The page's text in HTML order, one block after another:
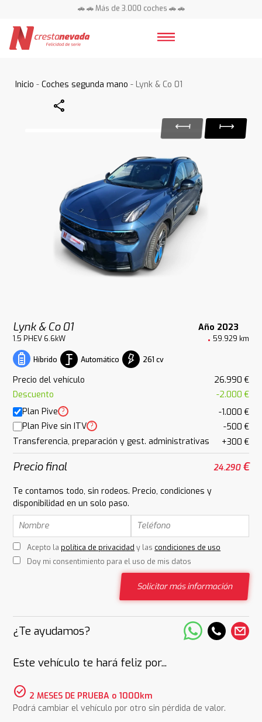
🚗 🚗 Más de 3.000 coches 🚗 🚗
Inicio -Coches segunda mano - Lynk & Co 01
Share
Lynk & Co 01 Año 2023
1.5 PHEV 6.6kW 59.929 km
Híbrido Automático 261 cv
Precio del vehículo
26.990 €
Descuento
-2.000 €
Plan Pive ?
-1.000 €
Plan Pive sin ITV ?
-500 €
Transferencia, preparación y gest. administrativas
+300 €
Precio final 24.290€
Te contamos todo, sin rodeos. Precio, condiciones y
disponibilidad en un solo paso.
Acepto la política de privacidad y las condiciones de uso
Doy mi consentimiento para el uso de mis datos
Solicitar más información
¿Te ayudamos?
Este vehículo te hará feliz por...
check_circle 2 MESES DE PRUEBA o 1000km
Podrá cambiar el vehículo por otro sin pérdida de valor.